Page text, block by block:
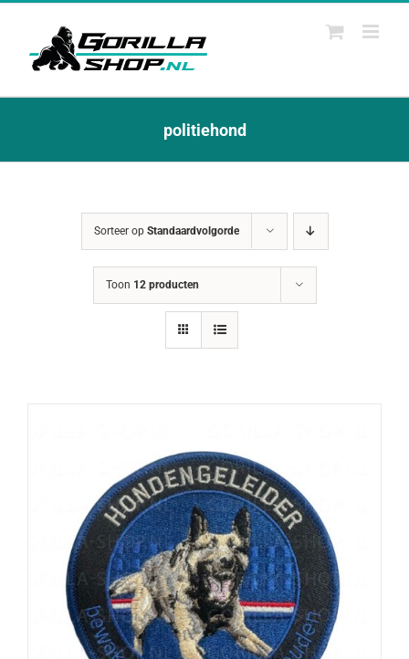
Ga
politiehond
Sorteer op Standaardvolgorde
Toon 12 producten